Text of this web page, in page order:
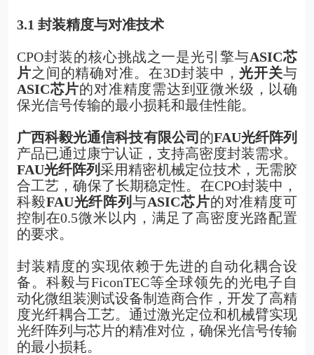
3.1 封装精度与对准技术
CPO封装的核心挑战之一是光引擎与ASIC芯
片之间的精确对准。在3D封装中，光开关与
ASIC芯片的对准精度需达到亚微米级，以确
保光信号传输的最小损耗和最佳性能。
广西科毅光通信科技有限公司 的FAU光纤阵列
产品已通过康宁认证，支持高密度封装需求。
FAU光纤阵列 采用精密机械定位技术，无需胶
合工艺，确保了长期稳定性。在CPO封装中，
科毅FAU光纤阵列与ASIC芯片的对准精度可
控制在0.5微米以内，满足了高密度光路配置
的要求。
封装精度的实现依赖于先进的自动化耦合设
备。科毅与FiconTEC等全球领先的光电子自
动化微组装测试设备制造商合作，开发了高精
度光纤耦合工艺。通过激光定位和机械臂实现
光纤阵列与芯片的精准对位，确保光信号传输
的最小损耗。